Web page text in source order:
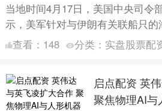
当地时间4月17日，美国中央司令
示，美军针对与伊朗有关联船只
施，直至总统特朗普“下令解除”为
查看： 148 分类： 实盘股票配
启点配资 英
聚焦物理AI与